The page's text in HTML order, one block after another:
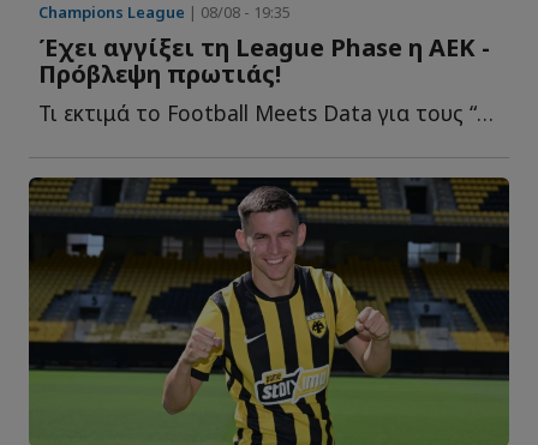
Champions League | 08/08 - 19:35
Έχει αγγίξει τη League Phase η ΑΕΚ -
Πρόβλεψη πρωτιάς!
Τι εκτιμά το Football Meets Data για τους “κιτρινόμαυρους” ε...